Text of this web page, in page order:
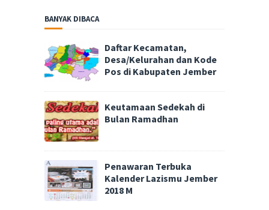
BANYAK DIBACA
Daftar Kecamatan,
Desa/Kelurahan dan Kode
Pos di Kabupaten Jember
Keutamaan Sedekah di
Bulan Ramadhan
Penawaran Terbuka
Kalender Lazismu Jember
2018 M